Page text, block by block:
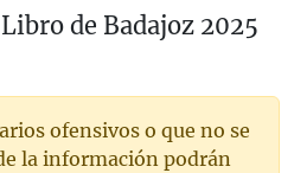
Libro de Badajoz 2025
ofensivos o que no se
la información podrán